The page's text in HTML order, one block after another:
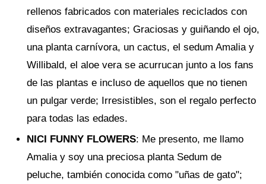
rellenos fabricados con materiales reciclados con
diseños extravagantes; Graciosas y guiñando el ojo,
una planta carnívora, un cactus, el sedum Amalia y
Willibald, el aloe vera se acurrucan junto a los fans
de las plantas e incluso de aquellos que no tienen
un pulgar verde; Irresistibles, son el regalo perfecto
para todas las edades.
NICI FUNNY FLOWERS: Me presento, me llamo
Amalia y soy una preciosa planta Sedum de
peluche, también conocida como "uñas de gato";